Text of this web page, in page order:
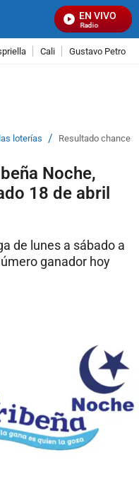
EN VIVO
Señal Visual Radio
Cali Gustavo Petro
loterías / Resultado chance
Noche,
18 de abril
de lunes a sábado a
ganador hoy